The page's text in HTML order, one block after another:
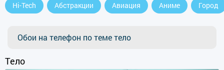
Hi-Tech Абстракции Авиация Аниме Город
Обои на телефон по теме тело
Тело